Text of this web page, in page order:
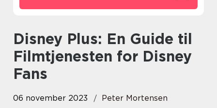
Disney Plus: En Guide til
Filmtjenesten for Disney
Fans
06 november 2023
Peter Mortensen